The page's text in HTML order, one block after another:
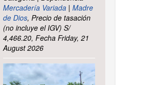
Mercadería Variada| Madre
de Dios, Precio de tasación
(no incluye el IGV) S/
4,466.20, Fecha Friday, 21
August 2026